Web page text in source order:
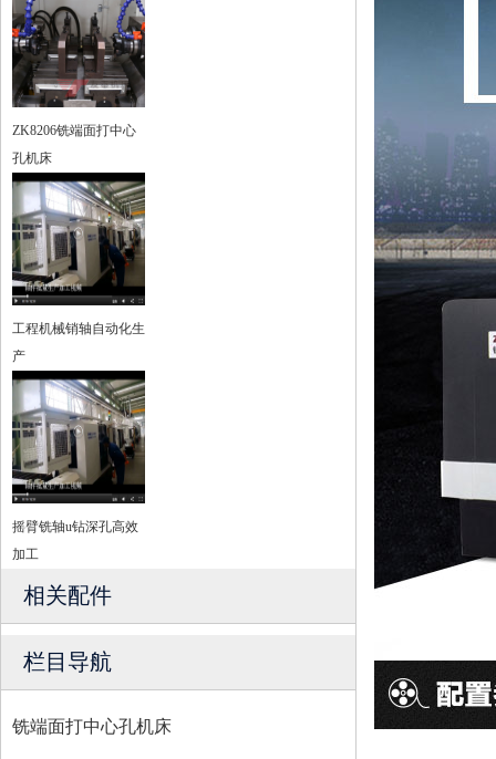
ZK8206铣端面打中心
孔机床
工程机械销轴自动化生
产
摇臂铣轴u钻深孔高效
加工
相关配件
栏目导航
铣端面打中心孔机床